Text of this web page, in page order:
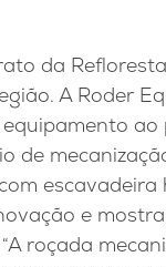
da
A Roder
de
e
roçada